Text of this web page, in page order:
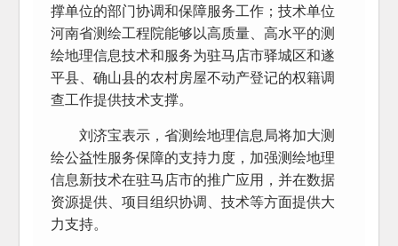
撑单位的部门协调和保障服务工作；技术单位
河南省测绘工程院能够以高质量、高水平的测
绘地理信息技术和服务为驻马店市驿城区和遂
平县、确山县的农村房屋不动产登记的权籍调
查工作提供技术支撑。
刘济宝表示，省测绘地理信息局将加大测
绘公益性服务保障的支持力度，加强测绘地理
信息新技术在驻马店市的推广应用，并在数据
资源提供、项目组织协调、技术等方面提供大
力支持。